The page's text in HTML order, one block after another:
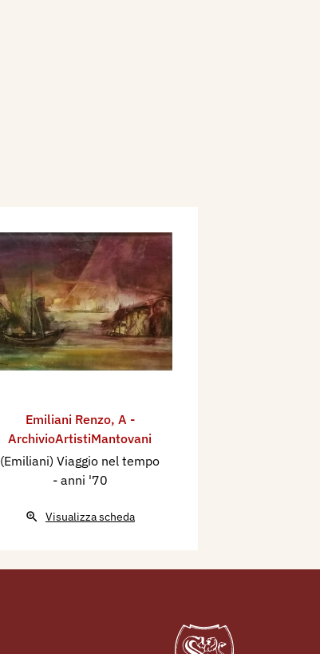
Emiliani Renzo, A -
ArchivioArtistiMantovani
(Emiliani) Viaggio nel tempo
- anni '70
Visualizza scheda